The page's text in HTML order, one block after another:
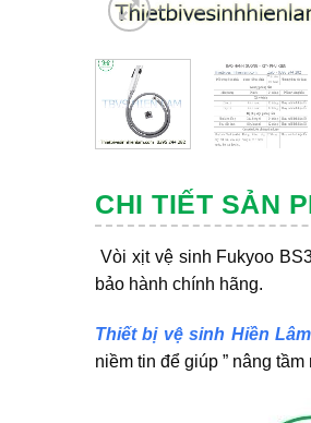
CHI TIẾT SẢN
Vòi xịt vệ sinh Fukyoo
bảo hành chính hãng.
Thiết bị vệ sinh Hiền Lâm
niềm tin để giúp ” nâng tầm